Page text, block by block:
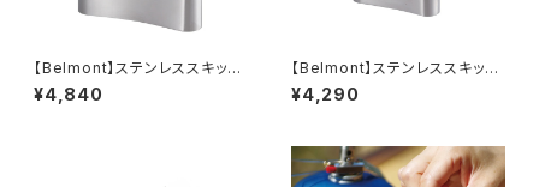
【Belmont】ステンレススキット
ル 200
¥4,840
【Belmont】ステンレススキット
ル 100
¥4,290